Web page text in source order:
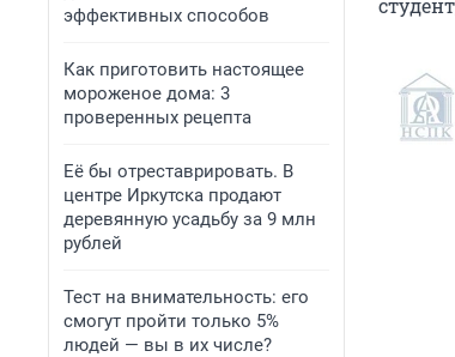
эффективных способов
Как приготовить настоящее
мороженое дома: 3
проверенных рецепта
Её бы отреставрировать. В
центре Иркутска продают
деревянную усадьбу за 9 млн
рублей
Тест на внимательность: его
смогут пройти только 5%
людей — вы в их числе?